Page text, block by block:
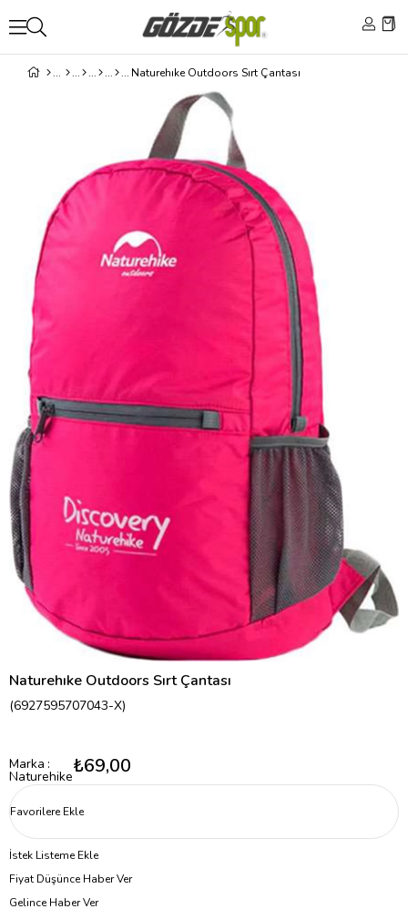
Naturehıke Outdoors Sırt Çantası
Naturehıke Outdoors Sırt Çantası
(6927595707043-X)
Marka :
Naturehike₺69,00
Favorilere Ekle
İstek Listeme Ekle
Fiyat Düşünce Haber Ver
Gelince Haber Ver